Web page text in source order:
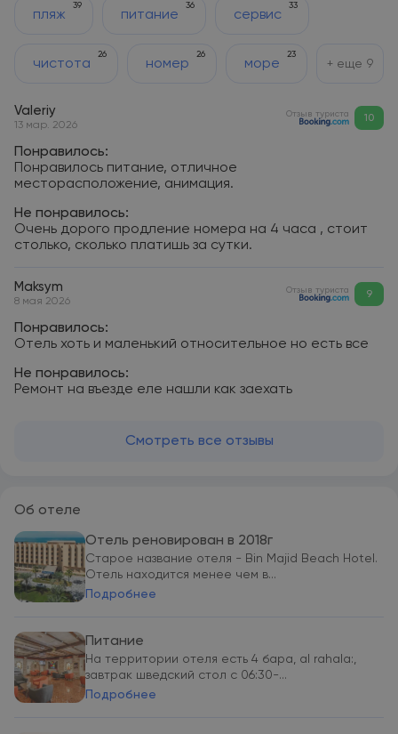
пляж
39
питание
36
сервис
33
чистота
26
номер
26
море
23
+ еще 9
Valeriy
13 мар. 2026
Отзыв туриста 10
Понравилось:
Понравилось питание, отличное
месторасположение, анимация.
Не понравилось:
Очень дорого продление номера на 4 часа , стоит
столько, сколько платишь за сутки.
Maksym
8 мая 2026
Отзыв туриста 9
Понравилось:
Отель хоть и маленький относительное но есть все
Не понравилось:
Ремонт на въезде еле нашли как заехать
Смотреть все отзывы
Об отеле
Отель реновирован в 2018г
Старое название отеля - Bin Majid Beach Hotel.
Отель находится менее чем в...
Подробнее
Питание
На территории отеля есть 4 бара, al rahala:,
завтрак шведский стол с 06:30-...
Подробнее